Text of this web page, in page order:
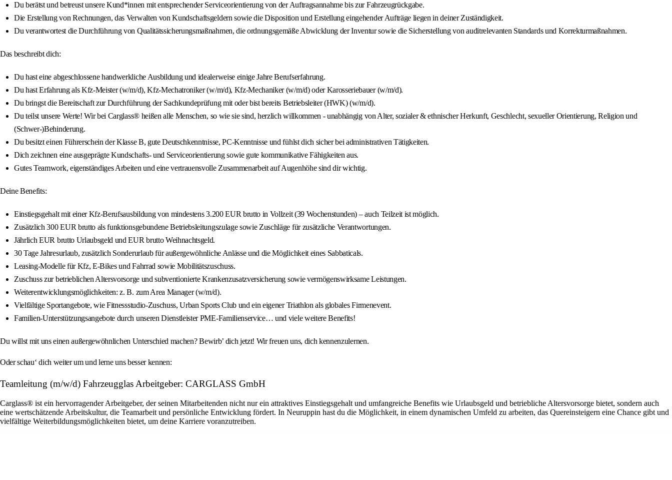
Du berätst und betreust unsere Kund*innen mit entsprechender Serviceorientierung von der Auftragsannahme bis zur Fahrzeugrückgabe.
Die Erstellung von Rechnungen, das Verwalten von Kundschaftsgeldern sowie die Disposition und Erstellung eingehender Aufträge liegen in deiner Zuständigkeit.
Du verantwortest die Durchführung von Qualitätssicherungsmaßnahmen, die ordnungsgemäße Abwicklung der Inventur sowie die Sicherstellung von auditrelevanten Standards und Korrekturmaßnahmen.
Das beschreibt dich:
Du hast eine abgeschlossene handwerkliche Ausbildung und idealerweise einige Jahre Berufserfahrung.
Du hast Erfahrung als Kfz-Meister (w/m/d), Kfz-Mechatroniker (w/m/d), Kfz-Mechaniker (w/m/d) oder Karosseriebauer (w/m/d).
Du bringst die Bereitschaft zur Durchführung der Sachkundeprüfung mit oder bist bereits Betriebsleiter (HWK) (w/m/d).
Du teilst unsere Werte! Wir bei Carglass® heißen alle Menschen, so wie sie sind, herzlich willkommen - unabhängig von Alter, sozialer & ethnischer Herkunft, Geschlecht, sexueller Orientierung, Religion und
(Schwer-)Behinderung.
Du besitzt einen Führerschein der Klasse B, gute Deutschkenntnisse, PC-Kenntnisse und fühlst dich sicher bei administrativen Tätigkeiten.
Dich zeichnen eine ausgeprägte Kundschafts- und Serviceorientierung sowie gute kommunikative Fähigkeiten aus.
Gutes Teamwork, eigenständiges Arbeiten und eine vertrauensvolle Zusammenarbeit auf Augenhöhe sind dir wichtig.
Deine Benefits:
Einstiegsgehalt mit einer Kfz-Berufsausbildung von mindestens 3.200 EUR brutto in Vollzeit (39 Wochenstunden) – auch Teilzeit ist möglich.
Zusätzlich 300 EUR brutto als funktionsgebundene Betriebsleitungszulage sowie Zuschläge für zusätzliche Verantwortungen.
Jährlich EUR brutto Urlaubsgeld und EUR brutto Weihnachtsgeld.
30 Tage Jahresurlaub, zusätzlich Sonderurlaub für außergewöhnliche Anlässe und die Möglichkeit eines Sabbaticals.
Leasing-Modelle für Kfz, E-Bikes und Fahrrad sowie Mobilitätszuschuss.
Zuschuss zur betrieblichen Altersvorsorge und subventionierte Krankenzusatzversicherung sowie vermögenswirksame Leistungen.
Weiterentwicklungsmöglichkeiten: z. B. zum Area Manager (w/m/d).
Vielfältige Sportangebote, wie Fitnessstudio-Zuschuss, Urban Sports Club und ein eigener Triathlon als globales Firmenevent.
Familien-Unterstützungsangebote durch unseren Dienstleister PME-Familienservice… und viele weitere Benefits!
Du willst mit uns einen außergewöhnlichen Unterschied machen? Bewirb’ dich jetzt! Wir freuen uns, dich kennenzulernen.
Oder schau‘ dich weiter um und lerne uns besser kennen:
Teamleitung (m/w/d) Fahrzeugglas Arbeitgeber: CARGLASS GmbH
Carglass® ist ein hervorragender Arbeitgeber, der seinen Mitarbeitenden nicht nur ein attraktives Einstiegsgehalt und umfangreiche Benefits wie Urlaubsgeld und betriebliche Altersvorsorge bietet, sondern auch
eine wertschätzende Arbeitskultur, die Teamarbeit und persönliche Entwicklung fördert. In Neuruppin hast du die Möglichkeit, in einem dynamischen Umfeld zu arbeiten, das Quereinsteigern eine Chance gibt und
vielfältige Weiterbildungsmöglichkeiten bietet, um deine Karriere voranzutreiben.